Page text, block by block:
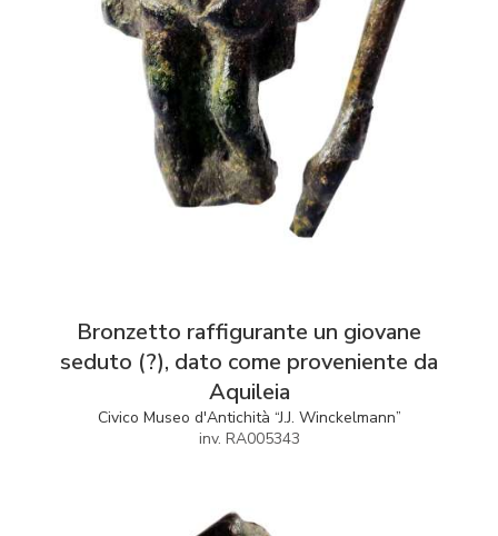
Bronzetto raffigurante un giovane
seduto (?), dato come proveniente da
Aquileia
Civico Museo d'Antichità “J.J. Winckelmann”
inv. RA005343